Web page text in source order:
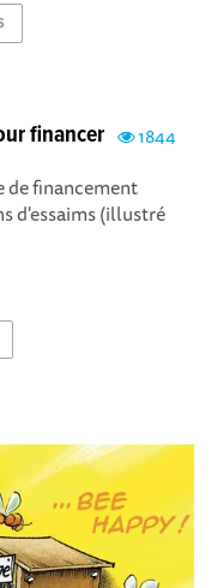
1844
financer
de financement
d'essaims (illustré